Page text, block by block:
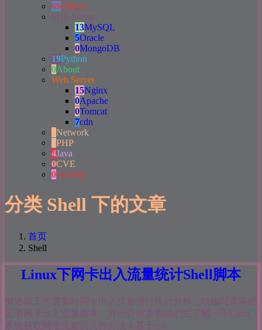
69Others
SQL Server
13MySQL
5Oracle
0MongoDB
19Python
0About
Web Server
15Nginx
0Apache
0Tomcat
7cdn
1Network
1PHP
4Java
0CVE
0Security
分类 Shell 下的文章
首页
Shell
Linux下网卡出入流量统计Shell脚本
概述因工作需要对网卡出入流量进行统计分析，故编写该基础
监测网卡出入流量脚本。方法介绍首先我们先了解一下Linux
系统获取网络流量的几种方法:1.基于sys...